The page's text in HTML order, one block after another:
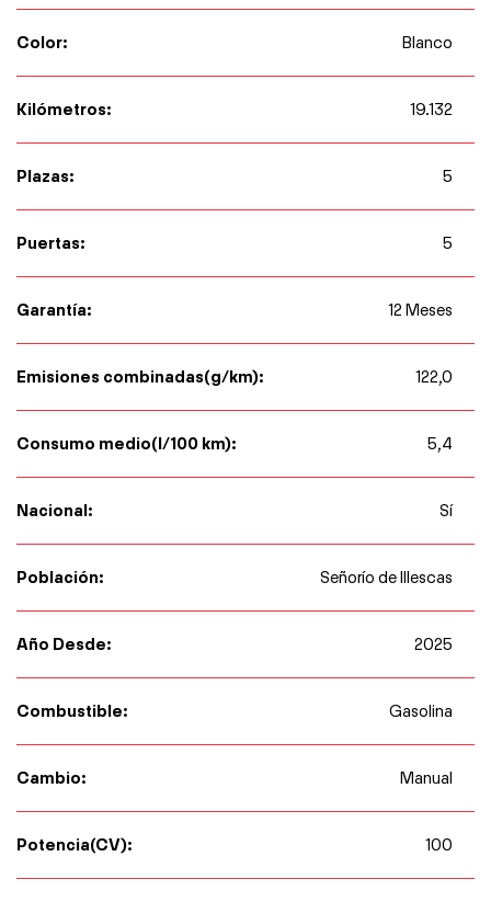
Color: Blanco
Kilómetros: 19.132
Plazas: 5
Puertas: 5
Garantía: 12 Meses
Emisiones combinadas(g/km): 122,0
Consumo medio(l/100 km): 5,4
Nacional: Sí
Población: Señorío de Illescas
Año Desde: 2025
Combustible: Gasolina
Cambio: Manual
Potencia(CV): 100